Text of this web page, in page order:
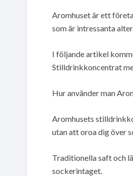
Aromhuset är ett
som är intressanta
I följande artikel
Stilldrinkkoncentrat
Hur använder man
Aromhusets
utan att oroa dig över
Traditionella saft och
sockerintaget.